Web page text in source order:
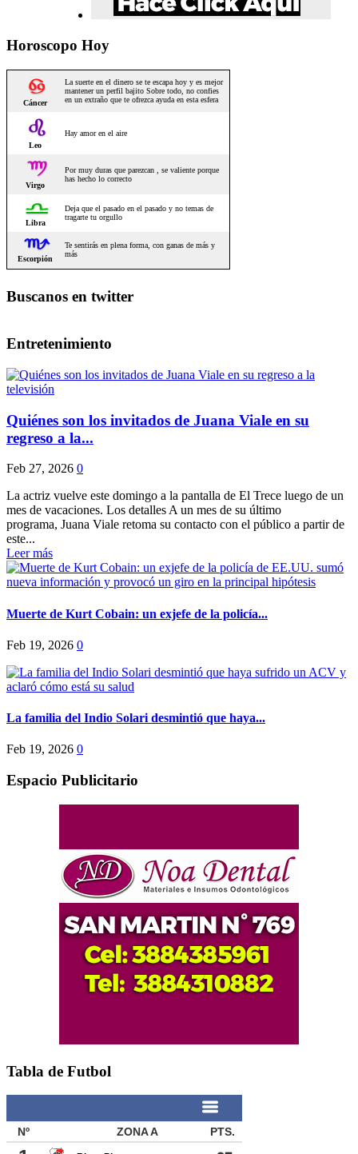
Horoscopo Hoy
Buscanos en twitter
Entretenimiento
Quiénes son los invitados de Juana Viale en su
regreso a la...
Feb 27, 2026 0
La actriz vuelve este domingo a la pantalla de El Trece luego de un
mes de vacaciones. Los detalles A un mes de su último
programa, Juana Viale retoma su contacto con el público a partir de
este...
Leer más
Muerte de Kurt Cobain: un exjefe de la policía...
Feb 19, 2026 0
La familia del Indio Solari desmintió que haya...
Feb 19, 2026 0
Espacio Publicitario
Tabla de Futbol